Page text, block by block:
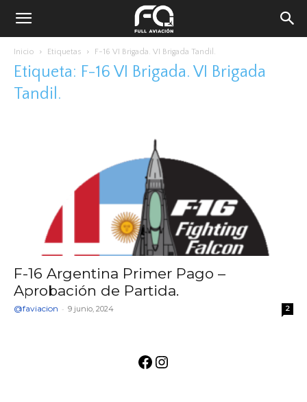
Inicio Etiquetas F-16 VI Brigada. VI Brigada Tandil.
Etiqueta: F-16 VI Brigada. VI Brigada
Tandil.
F-16 Argentina Primer Pago –
Aprobación de Partida.
@faviacion - 9 junio, 2024 2
Facebook
Instagram